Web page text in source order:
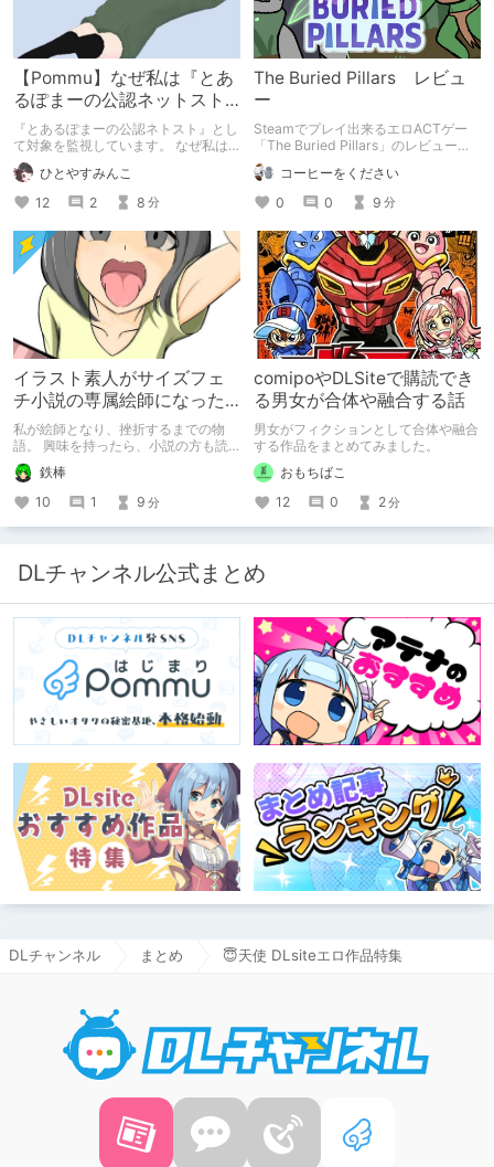
【Pommu】なぜ私は『とあ
るぽまーの公認ネットスト
ーカー』になったのか【出
会い編】
『とあるぽまーの公認ネトスト』とし
て対象を監視しています。 なぜ私は
このような行動をとるに至ったのか。
これまでのあゆみを振り返ります。
ひとやすみんこ
12
2 8 分
The Buried Pillars レビュ
ー
Steamでプレイ出来るエロACTゲー
「The Buried Pillars」のレビューで
す。
コーヒーをください
0
0 9 分
イラスト素人がサイズフェ
チ小説の専属絵師になった
お話
私が絵師となり、挫折するまでの物
語。 興味を持ったら、小説の方も読
んで欲しいなって感じ 私の絵を使っ
てくれてる小説書きさんのページＵＲ
Ｌ
https://www.pixiv.net/users/341489
73/novels?p=1
鉄棒
10
1 9 分
comipoやDLSiteで購読でき
る男女が合体や融合する話
男女がフィクションとして合体や融合
する作品をまとめてみました。
おもちばこ
12
0 2分
DLチャンネル公式まとめ
DLチャンネル まとめ 😇天使 DLsiteエロ作品特集